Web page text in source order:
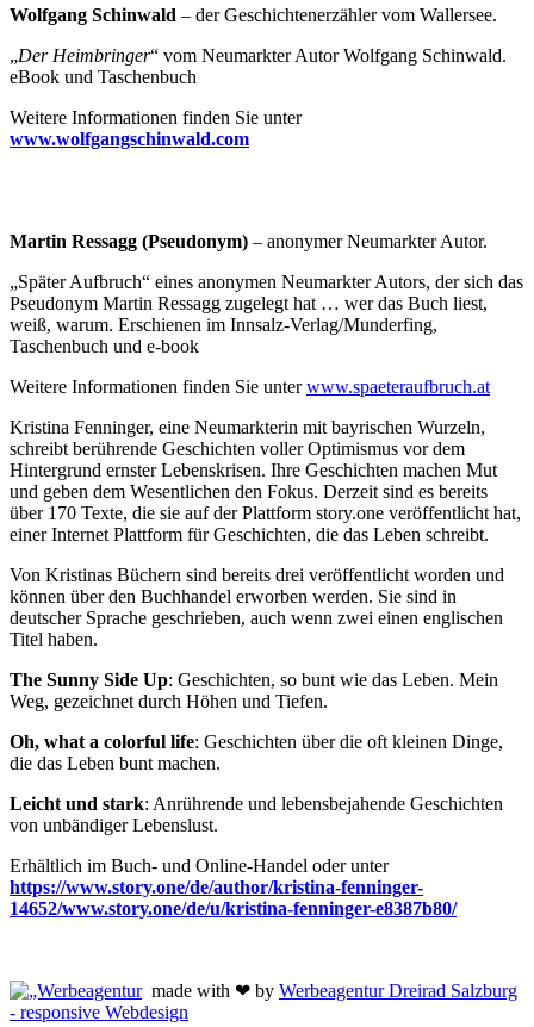
Wolfgang Schinwald – der Geschichtenerzähler vom Wallersee.
„Der Heimbringer“ vom Neumarkter Autor Wolfgang Schinwald.
eBook und Taschenbuch
Weitere Informationen finden Sie unter
www.wolfgangschinwald.com
Martin Ressagg (Pseudonym) – anonymer Neumarkter Autor.
„Später Aufbruch“ eines anonymen Neumarkter Autors, der sich das
Pseudonym Martin Ressagg zugelegt hat … wer das Buch liest,
weiß, warum. Erschienen im Innsalz-Verlag/Munderfing,
Taschenbuch und e-book
Weitere Informationen finden Sie unterwww.spaeteraufbruch.at
Kristina Fenninger, eine Neumarkterin mit bayrischen Wurzeln,
schreibt berührende Geschichten voller Optimismus vor dem
Hintergrund ernster Lebenskrisen. Ihre Geschichten machen Mut
und geben dem Wesentlichen den Fokus. Derzeit sind es bereits
über 170 Texte, die sie auf der Plattform story.one veröffentlicht hat,
einer Internet Plattform für Geschichten, die das Leben schreibt.
Von Kristinas Büchern sind bereits drei veröffentlicht worden und
können über den Buchhandel erworben werden. Sie sind in
deutscher Sprache geschrieben, auch wenn zwei einen englischen
Titel haben.
The Sunny Side Up: Geschichten, so bunt wie das Leben. Mein
Weg, gezeichnet durch Höhen und Tiefen.
Oh, what a colorful life: Geschichten über die oft kleinen Dinge,
die das Leben bunt machen.
Leicht und stark: Anrührende und lebensbejahende Geschichten
von unbändiger Lebenslust.
Erhältlich im Buch- und Online-Handel oder unter
https://www.story.one/de/author/kristina-fenninger-
14652/www.story.one/de/u/kristina-fenninger-e8387b80/
made with ❤ by Werbeagentur Dreirad Salzburg
- responsive Webdesign